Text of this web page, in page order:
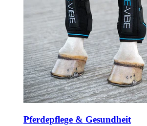
Pferdepflege & Gesundheit